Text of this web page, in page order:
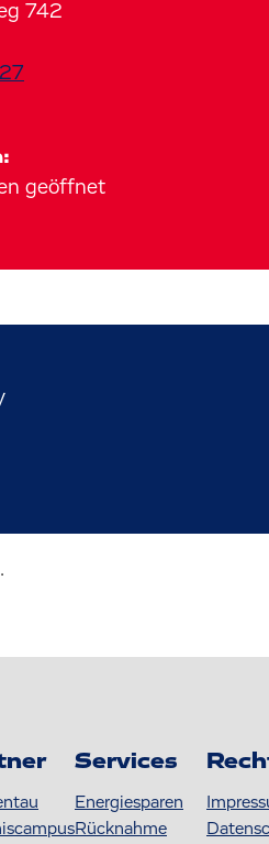
742
geöffnet
Services
Energiesparen
Rücknahme